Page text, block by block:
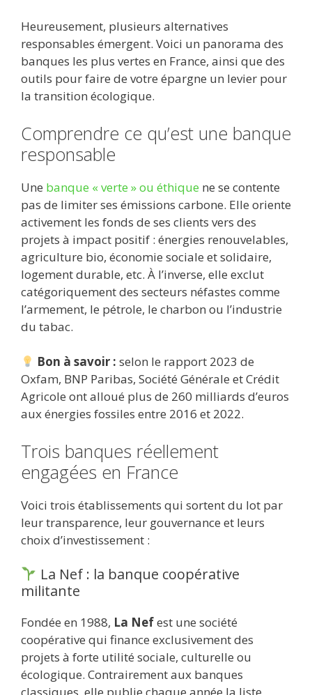
Heureusement, plusieurs alternatives
responsables émergent. Voici un panorama des
banques les plus vertes en France, ainsi que des
outils pour faire de votre épargne un levier pour
la transition écologique.
Comprendre ce qu’est une banque
responsable
Une banque « verte » ou éthique ne se contente
pas de limiter ses émissions carbone. Elle oriente
activement les fonds de ses clients vers des
projets à impact positif : énergies renouvelables,
agriculture bio, économie sociale et solidaire,
logement durable, etc. À l’inverse, elle exclut
catégoriquement des secteurs néfastes comme
l’armement, le pétrole, le charbon ou l’industrie
du tabac.
Bon à savoir : selon le rapport 2023 de
Oxfam, BNP Paribas, Société Générale et Crédit
Agricole ont alloué plus de 260 milliards d’euros
aux énergies fossiles entre 2016 et 2022.
Trois banques réellement
engagées en France
Voici trois établissements qui sortent du lot par
leur transparence, leur gouvernance et leurs
choix d’investissement :
La Nef : la banque coopérative
militante
Fondée en 1988, La Nefest une société
coopérative qui finance exclusivement des
projets à forte utilité sociale, culturelle ou
écologique. Contrairement aux banques